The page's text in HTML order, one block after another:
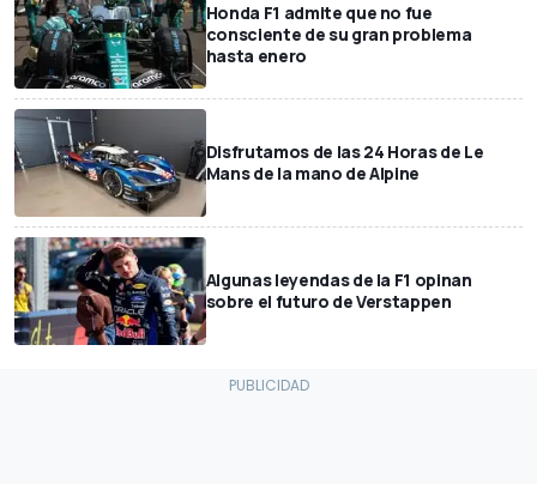
Honda F1 admite que no fue
consciente de su gran problema
hasta enero
Disfrutamos de las 24 Horas de Le
Mans de la mano de Alpine
Algunas leyendas de la F1 opinan
sobre el futuro de Verstappen